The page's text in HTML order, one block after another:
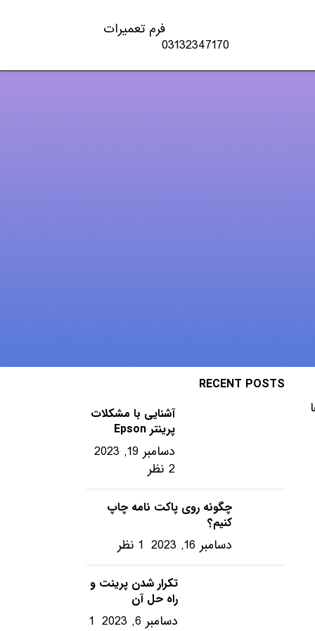
03132347170
فرم تعمیرات
RECENT POSTS
آشنایی با مشکلات
پرینتر Epson
دسامبر 19, 2023
2 نظر
چگونه روی پاکت نامه چاپ
کنیم؟
دسامبر 16, 2023 1 نظر
تکرار شدن پرینت و
راه حل آن
دسامبر 6, 2023
1